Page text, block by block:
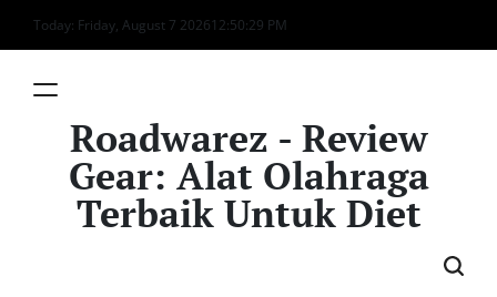
Skip
to
Today: Friday, August 7 202612:50:29 PM
Roadwarez - Review
Gear: Alat Olahraga
Terbaik Untuk Diet